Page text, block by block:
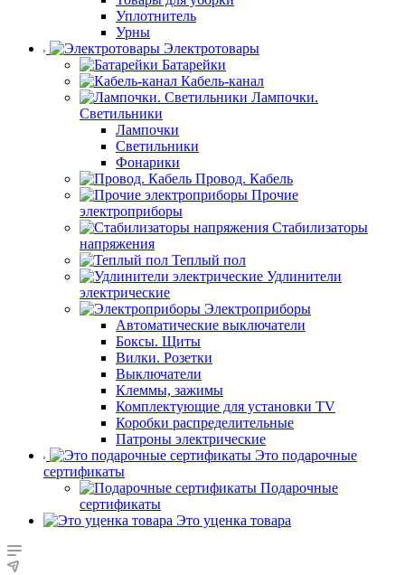
Уплотнитель
Урны
Электротовары
Батарейки
Кабель-канал
Лампочки.
Светильники
Лампочки
Светильники
Фонарики
Провод. Кабель
Прочие
электроприборы
Стабилизаторы
напряжения
Теплый пол
Удлинители
электрические
Электроприборы
Автоматические выключатели
Боксы. Щиты
Вилки. Розетки
Выключатели
Клеммы, зажимы
Комплектующие для установки TV
Коробки распределительные
Патроны электрические
Это подарочные
сертификаты
Подарочные
сертификаты
Это уценка товара